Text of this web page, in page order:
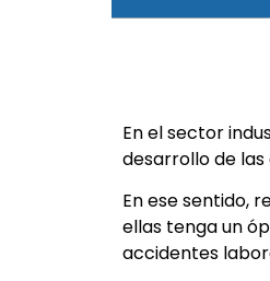
En el sector
desarrollo de
En ese sentido,
ellas tenga un
accidentes